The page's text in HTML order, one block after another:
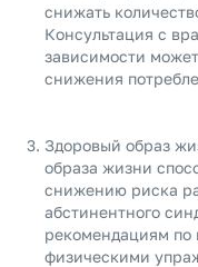
снижать
Консультация с
зависимости
снижения
Здоровый образ
образа жизни
снижению риска
абстинентного
рекомендациям по
физическими